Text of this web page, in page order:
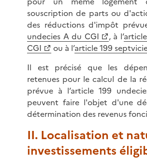
souscription de parts ou
des réductions d'impôt
undecies A du CGI
, à l’
CGI
ou à l’article 199
Il est précisé que les
retenues pour le calcul de la
prévue à l’article 199
peuvent faire l'objet d'une
détermination des revenus
II. Localisation et
investissements